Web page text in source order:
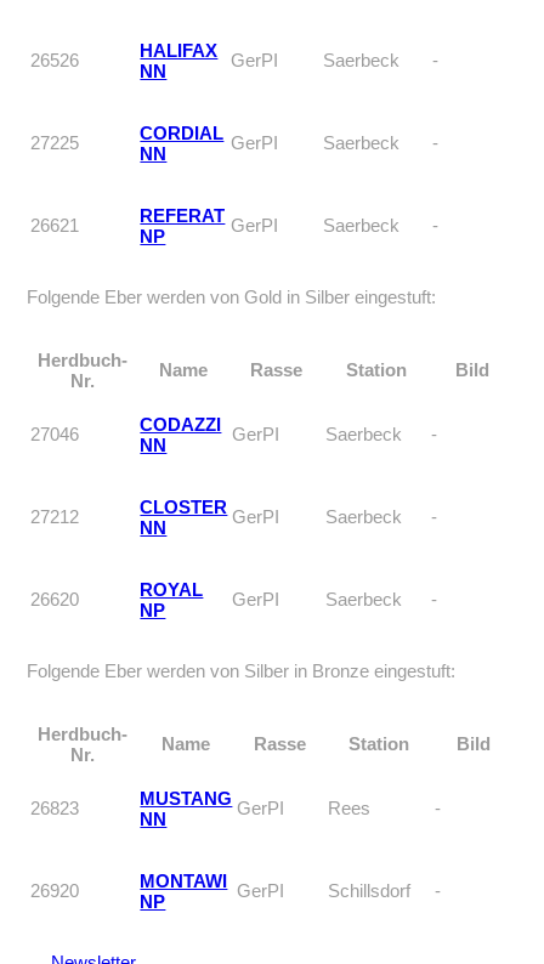
26526
HALIFAX
NN
GerPI Saerbeck -
27225
CORDIAL
NN
GerPI Saerbeck -
26621
REFERAT
NP
GerPI Saerbeck -
Folgende Eber werden von Gold in Silber eingestuft:
Herdbuch-
Nr.
Name Rasse Station Bild
27046
CODAZZI
NN
GerPI Saerbeck -
27212
CLOSTER
NN
GerPI Saerbeck -
26620
ROYAL
NP
GerPI Saerbeck -
Folgende Eber werden von Silber in Bronze eingestuft:
Herdbuch-
Nr.
Name Rasse Station Bild
26823
MUSTANG
NN
GerPI Rees -
26920
MONTAWI
NP
GerPI Schillsdorf -